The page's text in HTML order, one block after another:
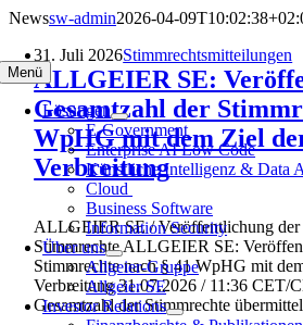
Zum
springen
Menü
Lösungen
E-Government
Enterprise AI Low Code
Künstliche Intelligenz & Data
Cloud
Business Software
Information Security
Über uns
Allgeier-Gruppe
Allgeier SE
Investor Relations
Newssw-admin2026-04-
31. Juli 2026Stimmrechtsmitteilungen
ALLGEIER SE:
Gesamtzahl der
WpHG mit dem Ziel
Verbreitung
ALLGEIER SE / Veröffentlichung der
Stimmrechte ALLGEIER SE:
Stimmrechte nach § 41 WpHG mit
Verbreitung 31.07.2026 / 11:36 CET/
Gesamtzahl der Stimmrechte